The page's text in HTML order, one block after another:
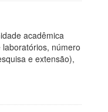
acadêmica
número
e extensão),